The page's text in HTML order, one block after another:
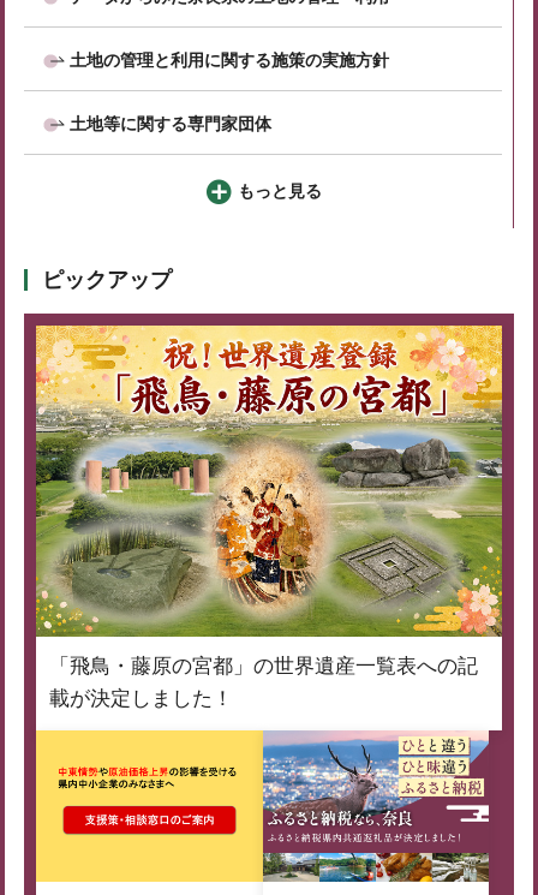
土地の管理と利用に関する施策の実施方針
土地等に関する専門家団体
もっと見る
ピックアップ
「飛鳥・藤原の宮都」の世界遺産一覧表への記
載が決定しました！